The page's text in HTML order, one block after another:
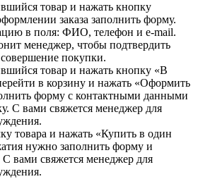
товар и нажать кнопку
заказа заполнить форму.
в поля: ФИО, телефон и e-mail.
менеджер, чтобы подтвердить
покупки.
товар и нажать кнопку «В
в корзину и нажать «Оформить
форму с контактными данными
С вами свяжется менеджер для
товара и нажать «Купить в один
нужно заполнить форму и
С вами свяжется менеджер для